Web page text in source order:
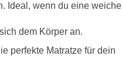
Ideal, wenn du eine weiche
dem Körper an.
perfekte Matratze für dein